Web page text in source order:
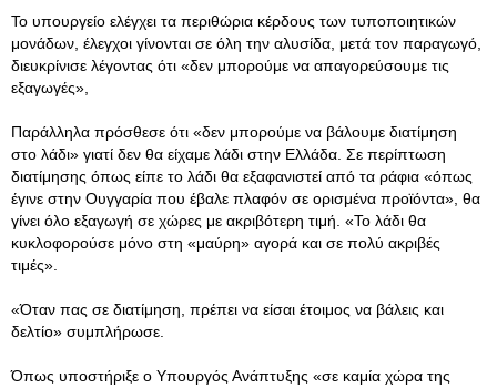
Το υπουργείο ελέγχει τα περιθώρια κέρδους των τυποποιητικών
μονάδων, έλεγχοι γίνονται σε όλη την αλυσίδα, μετά τον παραγωγό,
διευκρίνισε λέγοντας ότι «δεν μπορούμε να απαγορεύσουμε τις
εξαγωγές»,
Παράλληλα πρόσθεσε ότι «δεν μπορούμε να βάλουμε διατίμηση
στο λάδι» γιατί δεν θα είχαμε λάδι στην Ελλάδα. Σε περίπτωση
διατίμησης όπως είπε το λάδι θα εξαφανιστεί από τα ράφια «όπως
έγινε στην Ουγγαρία που έβαλε πλαφόν σε ορισμένα προϊόντα», θα
γίνει όλο εξαγωγή σε χώρες με ακριβότερη τιμή. «Το λάδι θα
κυκλοφορούσε μόνο στη «μαύρη» αγορά και σε πολύ ακριβές
τιμές».
«Όταν πας σε διατίμηση, πρέπει να είσαι έτοιμος να βάλεις και
δελτίο» συμπλήρωσε.
Όπως υποστήριξε ο Υπουργός Ανάπτυξης «σε καμία χώρα της